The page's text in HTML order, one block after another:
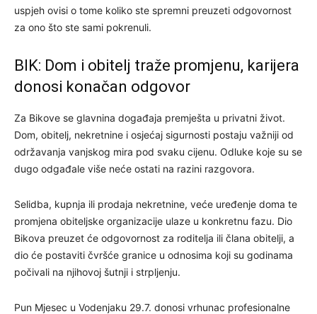
uspjeh ovisi o tome koliko ste spremni preuzeti odgovornost
za ono što ste sami pokrenuli.
BIK: Dom i obitelj traže promjenu, karijera
donosi konačan odgovor
Za Bikove se glavnina događaja premješta u privatni život.
Dom, obitelj, nekretnine i osjećaj sigurnosti postaju važniji od
održavanja vanjskog mira pod svaku cijenu. Odluke koje su se
dugo odgađale više neće ostati na razini razgovora.
Selidba, kupnja ili prodaja nekretnine, veće uređenje doma te
promjena obiteljske organizacije ulaze u konkretnu fazu. Dio
Bikova preuzet će odgovornost za roditelja ili člana obitelji, a
dio će postaviti čvršće granice u odnosima koji su godinama
počivali na njihovoj šutnji i strpljenju.
Pun Mjesec u Vodenjaku 29.7. donosi vrhunac profesionalne